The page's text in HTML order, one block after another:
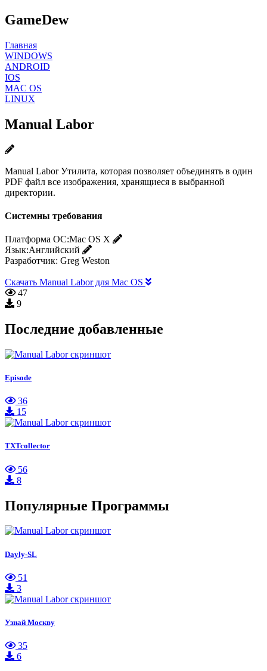
GameDew
Главная
WINDOWS
ANDROID
IOS
MAC OS
LINUX
Manual Labor
Manual Labor Утилита, которая позволяет объединять в один
PDF файл все изображения, хранящиеся в выбранной
директории.
Системны требования
Платформа ОС:Mac OS X
Язык:Английский
Разработчик: Greg Weston
Скачать Manual Labor для Mac OS
47
9
Последние добавленные
Episode
36
15
TXTcollector
56
8
Популярные Программы
Dayly-SL
51
3
Узнай Москву
35
6